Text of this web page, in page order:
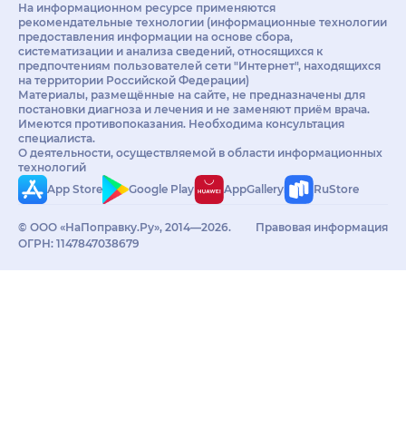
На информационном ресурсе применяются
рекомендательные технологии (информационные технологии
предоставления информации на основе сбора,
систематизации и анализа сведений, относящихся к
предпочтениям пользователей сети "Интернет", находящихся
на территории Российской Федерации)
Материалы, размещённые на сайте, не предназначены для
постановки диагноза и лечения и не заменяют приём врача.
Имеются противопоказания. Необходима консультация
специалиста.
О деятельности, осуществляемой в области информационных
технологий
App Store
Google Play AppGallery RuStore
© ООО «НаПоправку.Ру», 2014—2026.
ОГРН: 1147847038679
Правовая информация